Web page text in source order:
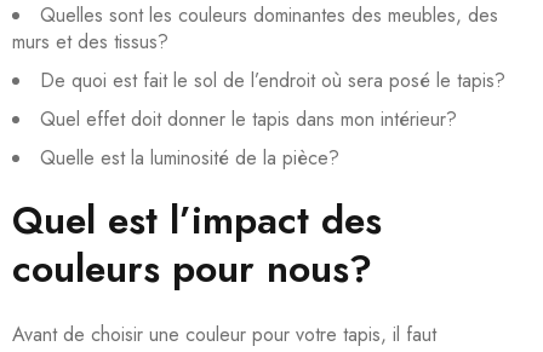
Quelles sont les couleurs dominantes des meubles, des
murs et des tissus?
De quoi est fait le sol de l’endroit où sera posé le tapis?
Quel effet doit donner le tapis dans mon intérieur?
Quelle est la luminosité de la pièce?
Quel est l’impact des
couleurs pour nous?
Avant de choisir une couleur pour votre tapis, il faut